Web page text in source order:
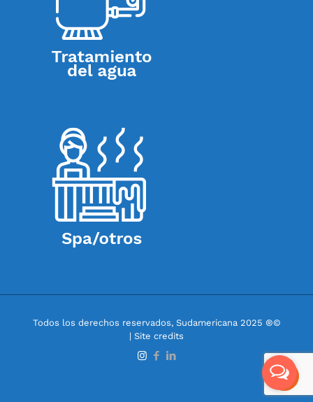
Todos los derechos reservados, Sudamericana 2025 ®©
| Site credits